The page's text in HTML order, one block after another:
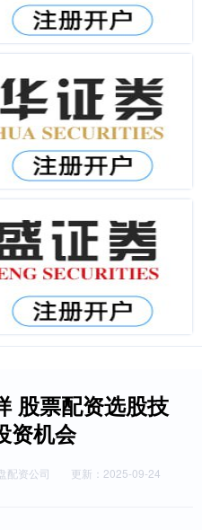
股票配资选股技
资机会
配资公司
更新：2025-09-24